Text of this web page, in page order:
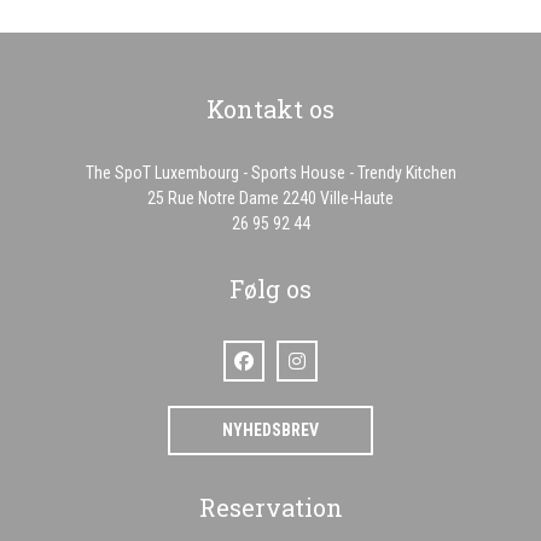
Kontakt os
The SpoT Luxembourg - Sports House - Trendy Kitchen
25 Rue Notre Dame 2240 Ville-Haute
26 95 92 44
Følg os
Facebook ((åbner i et nyt vindue))
Instagram ((åbner i et nyt vindue))
NYHEDSBREV
Reservation